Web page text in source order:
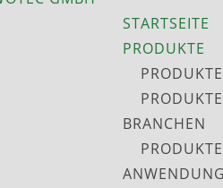
STARTSEITE
PRODUKTE
BRANCHEN